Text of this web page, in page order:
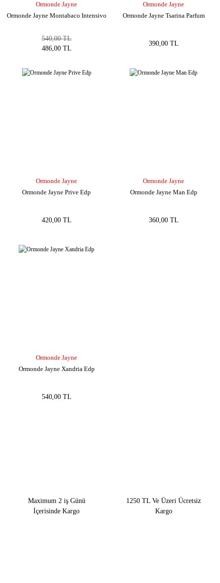
Ormonde Jayne
Ormonde Jayne Montabaco Intensivo
540,00 TL
486,00 TL
Ormonde Jayne
Ormonde Jayne Tsarina Parfum
390,00 TL
Ormonde Jayne
Ormonde Jayne Prive Edp
420,00 TL
Ormonde Jayne
Ormonde Jayne Man Edp
360,00 TL
Ormonde Jayne
Ormonde Jayne Xandria Edp
540,00 TL
Maximum 2 iş Günü
İçerisinde Kargo
1250 TL Ve Üzeri Ücretsiz
Kargo